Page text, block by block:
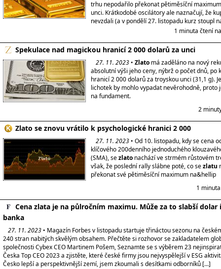
trhu nepodařilo překonat pětiměsíční
unci. Krátkodobé oscilátory ale naznačují, že
nevzdali (a v pondělí 27. listopadu kurz stoupl
1 minuta čtení
Spekulace nad magickou hranicí 2 000 dolarů za unci
27. 11. 2023 • Zlato má zaděláno na nový
absolutní výši jeho ceny, nýbrž o počet dnů, po
hranicí 2 000 dolarů za troyskou unci (31,1 g).
lichotek by mohlo vypadat nevěrohodně, proto
na fundament.
2
Zlato se znovu vrátilo k psychologické hranici 2 000
27. 11. 2023 • Od 10. listopadu, kdy se cena
klíčového 200denního jednoduchého
(SMA), sezlato nachází ve strmém růstovém
však, že poslední rally slábne poté, co sezlatu
překonat své pětiměsíční maximum na&hellip
1
Cena zlata je na půlročním maximu. Může za to slabší dolar
banka
27. 11. 2023 • Magazín Forbes v listopadu startuje třináctou sezonu na
240 stran nabitých skvělým obsahem. Přečtěte si rozhovor se zakladatelem
společnosti Cybex CEO Martinem Pošem, Seznamte se s výběrem 23
Česka Top CEO 2023 a zjistěte, které české firmy jsou nejvyspělejší v ESG
Česko lepší a perspektivnější zemí, jsem zkoumali s desítkami odborníků […]